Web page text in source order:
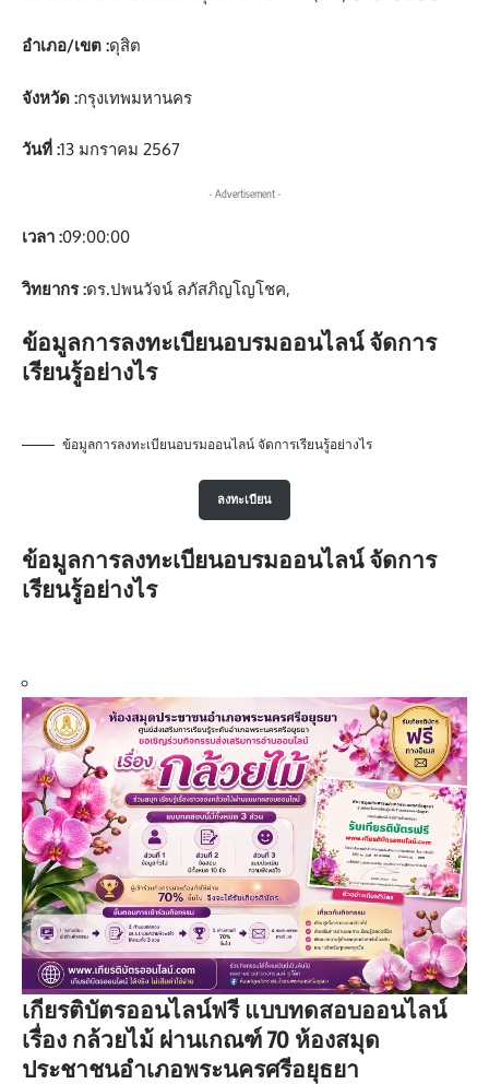
อำเภอ/เขต :ดุสิต
จังหวัด :กรุงเทพมหานคร
วันที่ :13 มกราคม 2567
- Advertisement -
เวลา :09:00:00
วิทยากร :ดร.ปพนวัจน์ ลภัสภิญโญโชค,
ข้อมูลการลงทะเบียนอบรมออนไลน์ จัดการ
เรียนรู้อย่างไร
ข้อมูลการลงทะเบียนอบรมออนไลน์ จัดการเรียนรู้อย่างไร
ลงทะเบียน
ข้อมูลการลงทะเบียนอบรมออนไลน์ จัดการ
เรียนรู้อย่างไร
เกียรติบัตรออนไลน์ฟรี แบบทดสอบออนไลน์
เรื่อง กล้วยไม้ ผ่านเกณฑ์ 70 ห้องสมุด
ประชาชนอำเภอพระนครศรีอยุธยา